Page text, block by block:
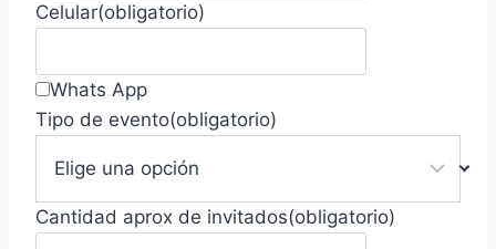
Celular(obligatorio)
Whats App
Tipo de evento(obligatorio)
Cantidad aprox de invitados(obligatorio)